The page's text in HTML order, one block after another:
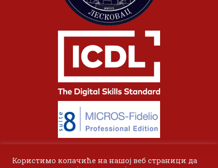
Користимо колачиће на нашој веб страници да